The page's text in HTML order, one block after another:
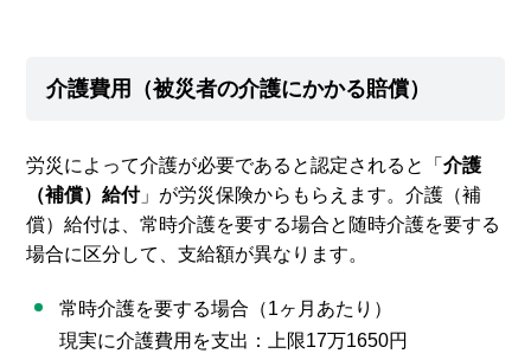
介護費用（被災者の介護にかかる賠償）
労災によって介護が必要であると認定されると「介護
（補償）給付」が労災保険からもらえます。介護（補
償）給付は、常時介護を要する場合と随時介護を要する
場合に区分して、支給額が異なります。
常時介護を要する場合（1ヶ月あたり）
現実に介護費用を支出：上限17万1650円